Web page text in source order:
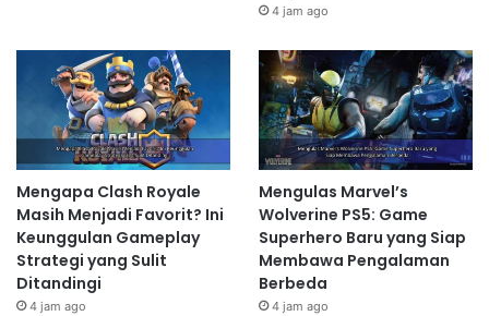
4 jam ago
Mengapa Clash Royale
Masih Menjadi Favorit? Ini
Keunggulan Gameplay
Strategi yang Sulit
Ditandingi
4 jam ago
Mengulas Marvel’s
Wolverine PS5: Game
Superhero Baru yang Siap
Membawa Pengalaman
Berbeda
4 jam ago